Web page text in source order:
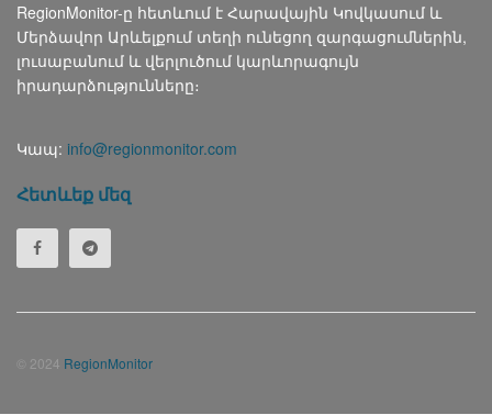
RegionMonitor-ը հետևում է Հարավային Կովկասում և
Մերձավոր Արևելքում տեղի ունեցող զարգացումներին,
լուսաբանում և վերլուծում կարևորագույն
իրադարձությունները։
Կապ: info@regionmonitor.com
Հետևեք մեզ
© 2024 RegionMonitor